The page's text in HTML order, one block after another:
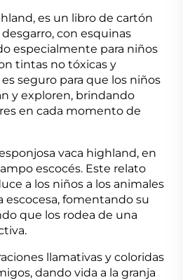
es un libro de cartón
con esquinas
especialmente para niños
tintas no tóxicas y
seguro para que los niños
y exploren, brindando
en cada momento de
vaca highland, en
escocés. Este relato
a los niños a los animales
escocesa, fomentando su
que los rodea de una
llamativas y coloridas
dando vida a la granja